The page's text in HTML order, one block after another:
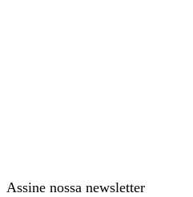
Assine nossa newsletter